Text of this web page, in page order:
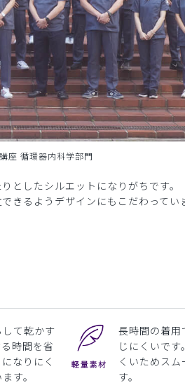
座 循環器内科学部門
としたシルエットになりがちです。
きるようデザインにもこだわってい
て乾かす
時間を省
なりにく
す。
長時間の着用
じにくいで
くいためス
す。